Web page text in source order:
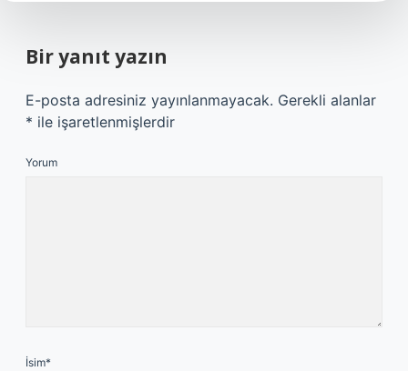
Bir yanıt yazın
E-posta adresiniz yayınlanmayacak. Gerekli alanlar
* ile işaretlenmişlerdir
Yorum
İsim*